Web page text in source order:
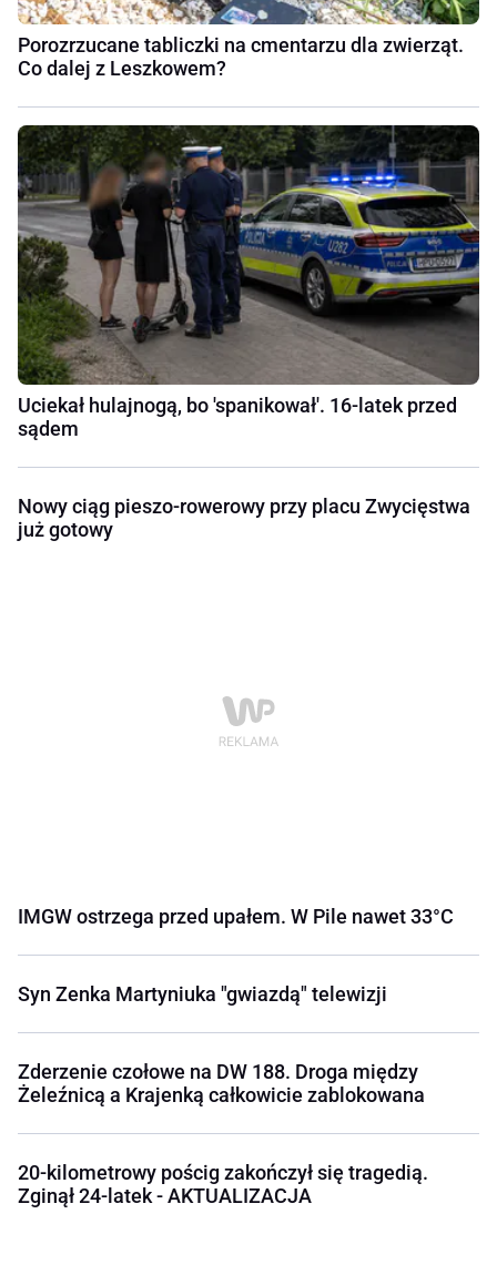
Porozrzucane tabliczki na cmentarzu dla zwierząt.
Co dalej z Leszkowem?
Uciekał hulajnogą, bo 'spanikował'. 16-latek przed
sądem
Nowy ciąg pieszo-rowerowy przy placu Zwycięstwa
już gotowy
IMGW ostrzega przed upałem. W Pile nawet 33°C
Syn Zenka Martyniuka "gwiazdą" telewizji
Zderzenie czołowe na DW 188. Droga między
Żeleźnicą a Krajenką całkowicie zablokowana
20-kilometrowy pościg zakończył się tragedią.
Zginął 24-latek - AKTUALIZACJA